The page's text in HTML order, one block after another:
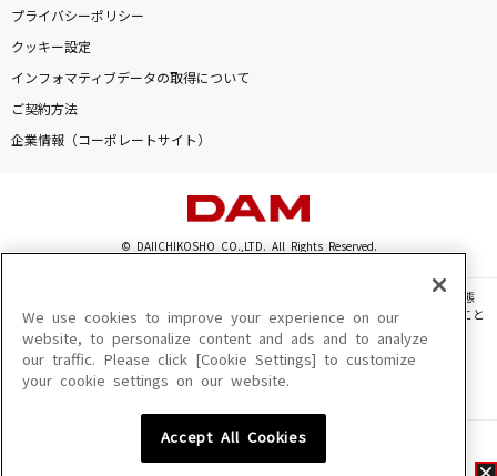
プライバシーポリシー
クッキー設定
インフォマティブデータの取得について
ご契約方法
企業情報（コーポレートサイト）
© DAIICHIKOSHO CO.,LTD. All Rights Reserved.
このサイトに掲載されている一切の文章・画像・写真・動画・音声等を、手段や形態
を問わず、著作権法の定める範囲を超えて無断で複製、転載、ファイル化などすること
を禁じます。
楽曲及びコンテンツは、機種によりご利用いただけない場合があります。
楽曲及びコンテンツの配信日、配信内容が変更になる場合があります。
We use cookies to improve your experience on our
website, to personalize content and ads and to analyze
our traffic. Please click [Cookie Settings] to customize
your cookie settings on our website.
Accept All Cookies